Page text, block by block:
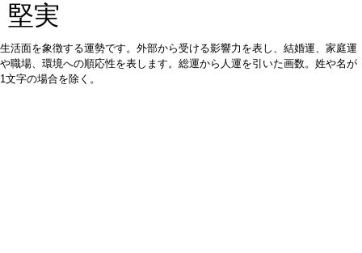
堅実
生活面を象徴する運勢です。外部から受ける影響力を表し、結婚運、家庭運
や職場、環境への順応性を表します。総運から人運を引いた画数。姓や名が
1文字の場合を除く。